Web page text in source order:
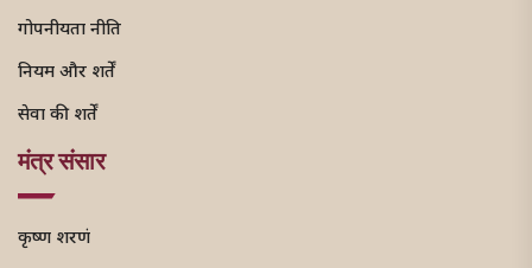
गोपनीयता नीति
नियम और शर्तें
सेवा की शर्तें
मंत्र संसार
कृष्ण शरणं